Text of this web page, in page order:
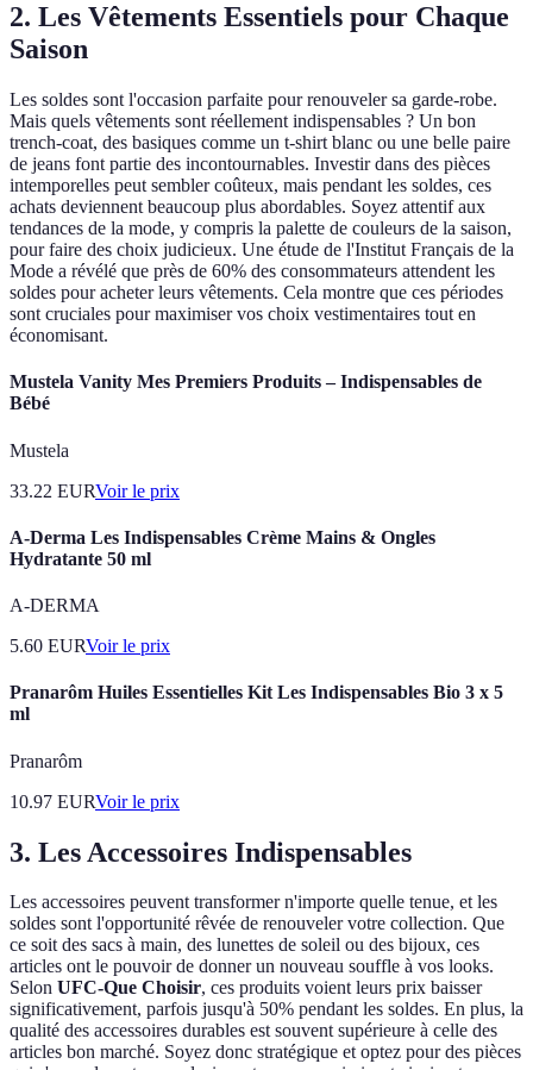
2. Les Vêtements Essentiels pour Chaque
Saison
Les soldes sont l'occasion parfaite pour renouveler sa garde-robe.
Mais quels vêtements sont réellement indispensables ? Un bon
trench-coat, des basiques comme un t-shirt blanc ou une belle paire
de jeans font partie des incontournables. Investir dans des pièces
intemporelles peut sembler coûteux, mais pendant les soldes, ces
achats deviennent beaucoup plus abordables. Soyez attentif aux
tendances de la mode, y compris la palette de couleurs de la saison,
pour faire des choix judicieux. Une étude de l'Institut Français de la
Mode a révélé que près de 60% des consommateurs attendent les
soldes pour acheter leurs vêtements. Cela montre que ces périodes
sont cruciales pour maximiser vos choix vestimentaires tout en
économisant.
Mustela Vanity Mes Premiers Produits – Indispensables de
Bébé
Mustela
33.22 EURVoir le prix
A-Derma Les Indispensables Crème Mains & Ongles
Hydratante 50 ml
A-DERMA
5.60 EURVoir le prix
Pranarôm Huiles Essentielles Kit Les Indispensables Bio 3 x 5
ml
Pranarôm
10.97 EURVoir le prix
3. Les Accessoires Indispensables
Les accessoires peuvent transformer n'importe quelle tenue, et les
soldes sont l'opportunité rêvée de renouveler votre collection. Que
ce soit des sacs à main, des lunettes de soleil ou des bijoux, ces
articles ont le pouvoir de donner un nouveau souffle à vos looks.
Selon UFC-Que Choisir, ces produits voient leurs prix baisser
significativement, parfois jusqu'à 50% pendant les soldes. En plus, la
qualité des accessoires durables est souvent supérieure à celle des
articles bon marché. Soyez donc stratégique et optez pour des pièces